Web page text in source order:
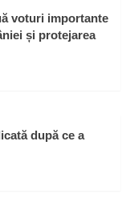
voturi importante
și protejarea
după ce a